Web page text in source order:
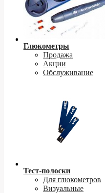
Глюкометры
Продажа
Акции
Обслуживание
Тест-полоски
Для глюкометров
Визуальные